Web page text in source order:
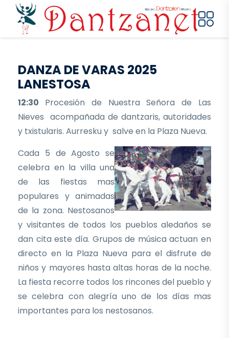
Pasar al contenido principal
DANZA DE VARAS 2025
LANESTOSA
12:30 Procesión de Nuestra Señora de Las
Nieves acompañada de dantzaris, autoridades
y txistularis. Aurresku y salve en la Plaza Nueva.
Cada 5 de Agosto se
celebra en la villa una
de las fiestas mas
populares y animadas
de la zona. Nestosanos
y visitantes de todos los pueblos aledaños se
dan cita este día. Grupos de música actuan en
directo en la Plaza Nueva para el disfrute de
niños y mayores hasta altas horas de la noche.
La fiesta recorre todos los rincones del pueblo y
se celebra con alegría uno de los días mas
importantes para los nestosanos.